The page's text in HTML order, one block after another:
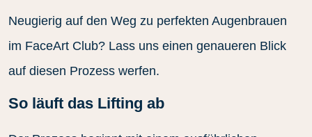
Neugierig auf den Weg zu perfekten Augenbrauen
im FaceArt Club? Lass uns einen genaueren Blick
auf diesen Prozess werfen.
So läuft das Lifting ab